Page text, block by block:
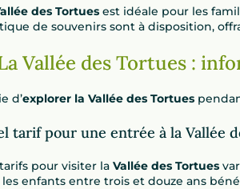
des Tortues est idéale pour les
de souvenirs sont à disposition,
Vallée des Tortues :
d’explorer la Vallée des Tortues
tarif pour une entrée à la Vallée
pour visiter la Vallée des Tortues
enfants entre trois et douze ans